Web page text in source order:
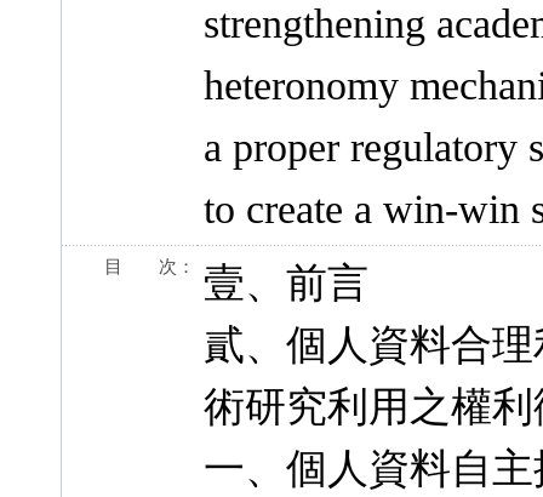
strengthening
heteronomy
a proper regulatory
to create a win-win
目 次：
壹、前言
貳、個人資料合
術研究利用之權
一、個人資料自